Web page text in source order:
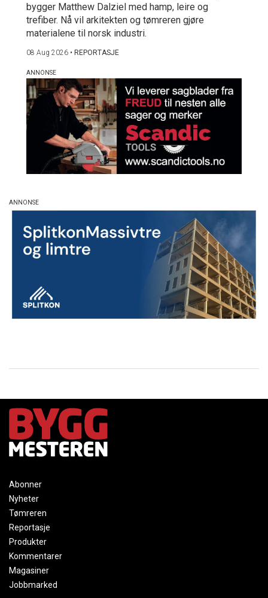
bygger Matthew Dalziel med hamp, leire og
trefiber. Nå vil arkitekten og tømreren gjøre
materialene til norsk industri.
08 Aug 2026 • REPORTASJE
Abonner
Nyheter
Tømreren
Reportasje
Produkter
Kommentarer
Magasiner
Jobbmarked